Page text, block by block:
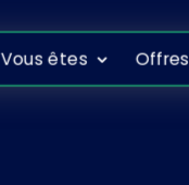
Vous êtes
Vous êtes